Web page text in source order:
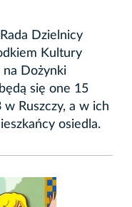
Dzielnicy
Kultury
na Dożynki
się one 15
Ruszczy, a w ich
osiedla.